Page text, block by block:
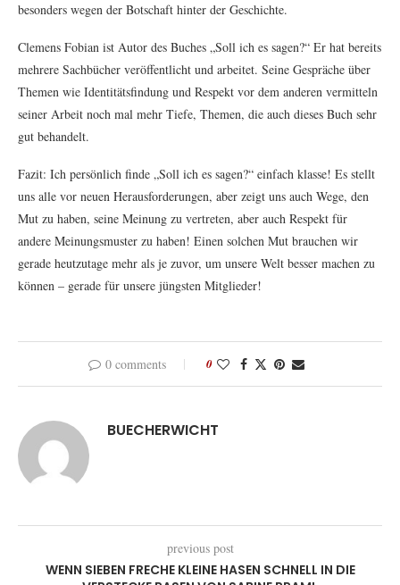
besonders wegen der Botschaft hinter der Geschichte.
Clemens Fobian ist Autor des Buches „Soll ich es sagen?“ Er hat bereits
mehrere Sachbücher veröffentlicht und arbeitet. Seine Gespräche über
Themen wie Identitätsfindung und Respekt vor dem anderen vermitteln
seiner Arbeit noch mal mehr Tiefe, Themen, die auch dieses Buch sehr
gut behandelt.
Fazit: Ich persönlich finde „Soll ich es sagen?“ einfach klasse! Es stellt
uns alle vor neuen Herausforderungen, aber zeigt uns auch Wege, den
Mut zu haben, seine Meinung zu vertreten, aber auch Respekt für
andere Meinungsmuster zu haben! Einen solchen Mut brauchen wir
gerade heutzutage mehr als je zuvor, um unsere Welt besser machen zu
können – gerade für unsere jüngsten Mitglieder!
0 comments 0
BUECHERWICHT
previous post
WENN SIEBEN FRECHE KLEINE HASEN SCHNELL IN DIE